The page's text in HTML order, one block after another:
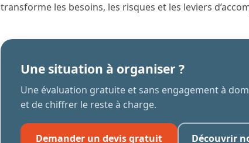
transforme les besoins, les risques et les leviers
Une situation à organiser ?
Une évaluation gratuite et sans engagement à
et de chiffrer le reste à charge.
Demander un devis gratuit Découvrir